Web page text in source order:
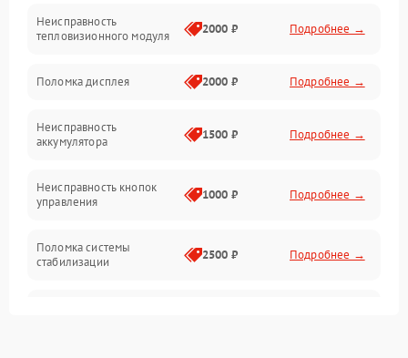
Матрица
Неисправность
тепловизионного модуля
2000 ₽ Подробнее →
Поломка дисплея 2000 ₽ Подробнее →
Неисправность
аккумулятора
1500 ₽ Подробнее →
Неисправность кнопок
управления
1000 ₽ Подробнее →
Поломка системы
стабилизации
2500 ₽ Подробнее →